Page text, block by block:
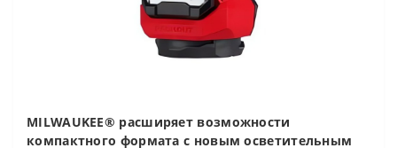
MILWAUKEE® расширяет возможности
компактного формата с новым осветительным